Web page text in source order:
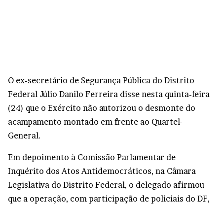
O ex-secretário de Segurança Pública do Distrito
Federal Júlio Danilo Ferreira disse nesta quinta-feira
(24) que o Exército não autorizou o desmonte do
acampamento montado em frente ao Quartel-
General.
Em depoimento à Comissão Parlamentar de
Inquérito dos Atos Antidemocráticos, na Câmara
Legislativa do Distrito Federal, o delegado afirmou
que a operação, com participação de policiais do DF,